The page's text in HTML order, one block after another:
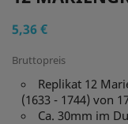
5,36 €
Bruttopreis
Replikat 12
(1633 - 1744) von
Ca. 30mm im